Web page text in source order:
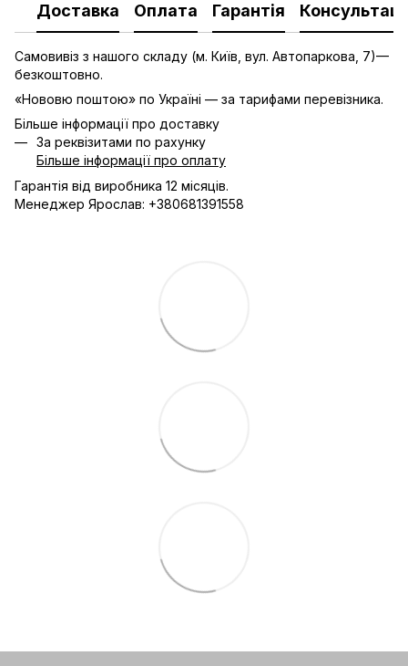
Доставка Оплата Гарантія
Самовивіз з нашого складу (м. Київ, вул. Автопаркова, 7)—
безкоштовно.
«Нововю поштою» по Україні — за тарифами перевізника.
Більше інформації про доставку
За реквізитами по рахунку
Більше інформації про оплату
Гарантія від виробника 12 місяців.
Менеджер Ярослав: +380681391558